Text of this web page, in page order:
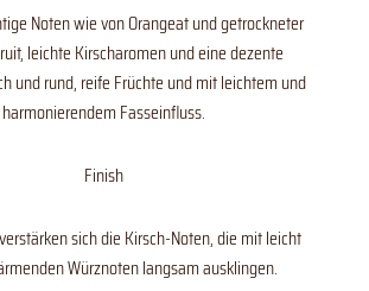
Noten wie von Orangeat und getrockneter
leichte Kirscharomen und eine dezente
und rund, reife Früchte und mit leichtem und
harmonierendem Fasseinfluss.
Finish
sich die Kirsch-Noten, die mit leicht
Würznoten langsam ausklingen.